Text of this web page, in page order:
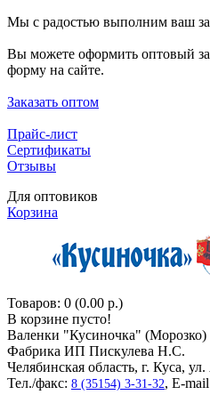
Мы с радостью выполним ваш
Вы можете оформить оптовый
форму на сайте.
Заказать оптом
Прайс-лист
Сертификаты
Отзывы
Для оптовиков
Корзина
Товаров: 0 (0.00 р.)
В корзине пусто!
Валенки "Кусиночкa"
Фабрика ИП Пискулева Н.С.
Челябинская область, г. Куса,
Тел./факс: 8 (35154) 3-31-32, E-